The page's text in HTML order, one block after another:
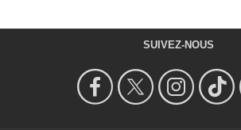
SUIVEZ-NOUS